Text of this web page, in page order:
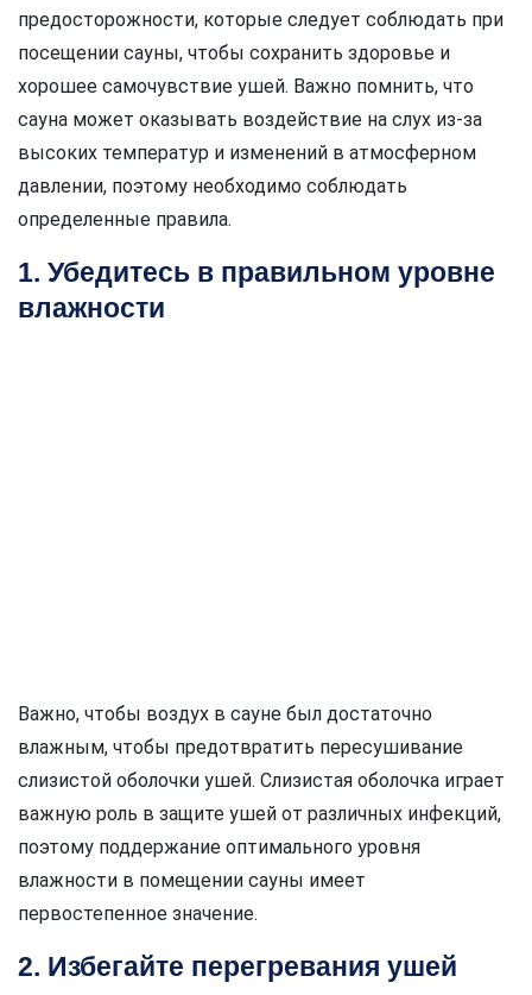
предосторожности, которые следует соблюдать при
посещении сауны, чтобы сохранить здоровье и
хорошее самочувствие ушей. Важно помнить, что
сауна может оказывать воздействие на слух из-за
высоких температур и изменений в атмосферном
давлении, поэтому необходимо соблюдать
определенные правила.
1. Убедитесь в правильном уровне
влажности
Важно, чтобы воздух в сауне был достаточно
влажным, чтобы предотвратить пересушивание
слизистой оболочки ушей. Слизистая оболочка играет
важную роль в защите ушей от различных инфекций,
поэтому поддержание оптимального уровня
влажности в помещении сауны имеет
первостепенное значение.
2. Избегайте перегревания ушей